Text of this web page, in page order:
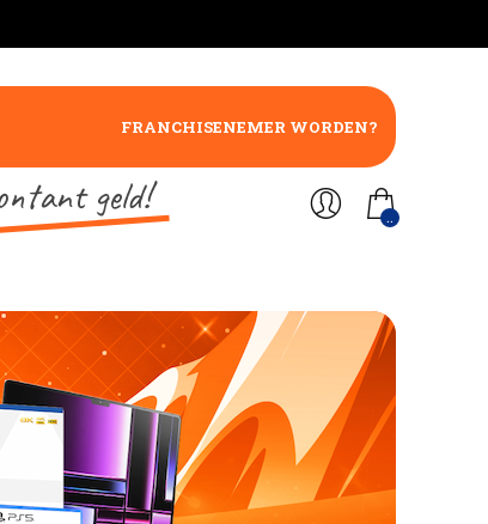
FRANCHISENEMER WORDEN?
geld! ..